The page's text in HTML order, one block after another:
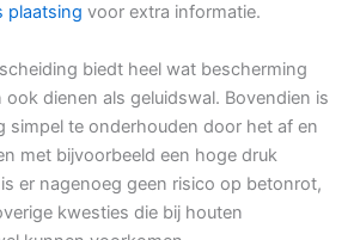
plaatsing voor extra informatie.
biedt heel wat bescherming
dienen als geluidswal. Bovendien is
simpel te onderhouden door het af en
met bijvoorbeeld een hoge druk
er nagenoeg geen risico op betonrot,
kwesties die bij houten